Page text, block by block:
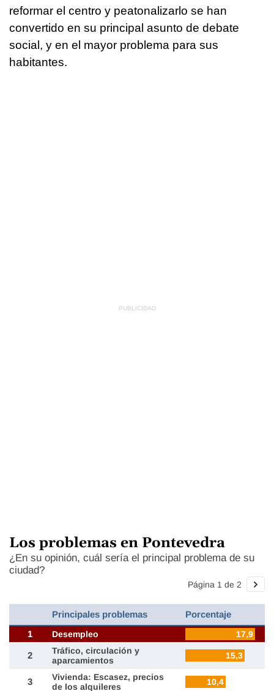
reformar el centro y peatonalizarlo se han
convertido en su principal asunto de debate
social, y en el mayor problema para sus
habitantes.